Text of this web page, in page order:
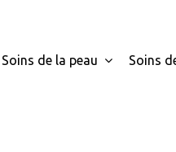
Soins de la peau Soins